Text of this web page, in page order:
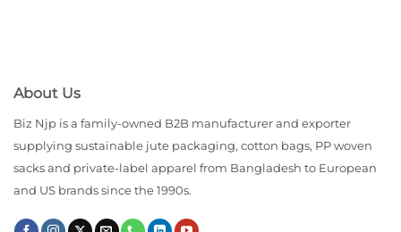
About Us
Biz Njp is a family-owned B2B manufacturer and exporter
supplying sustainable jute packaging, cotton bags, PP woven
sacks and private-label apparel from Bangladesh to European
and US brands since the 1990s.